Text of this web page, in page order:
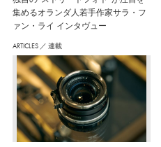
集めるオランダ人若手作家サラ・フ
ァン・ライ インタヴュー
ARTICLES ／ 連載